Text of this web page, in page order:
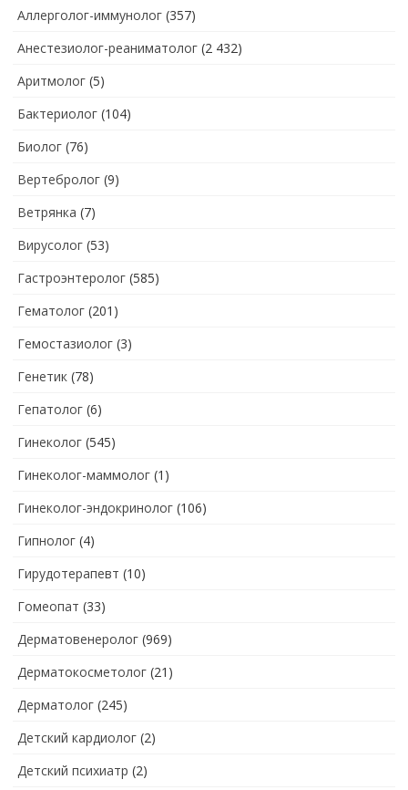
Аллерголог-иммунолог (357)
Анестезиолог-реаниматолог (2 432)
Аритмолог (5)
Бактериолог (104)
Биолог (76)
Вертебролог (9)
Ветрянка (7)
Вирусолог (53)
Гастроэнтеролог (585)
Гематолог (201)
Гемостазиолог (3)
Генетик (78)
Гепатолог (6)
Гинеколог (545)
Гинеколог-маммолог (1)
Гинеколог-эндокринолог (106)
Гипнолог (4)
Гирудотерапевт (10)
Гомеопат (33)
Дерматовенеролог (969)
Дерматокосметолог (21)
Дерматолог (245)
Детский кардиолог (2)
Детский психиатр (2)